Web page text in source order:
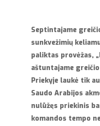
Septintajame
sunkvežimių
paliktas provėžas,
aštuntajame
Priekyje laukė tik
Saudo Arabijos
nulūžęs priekinis
komandos tempo